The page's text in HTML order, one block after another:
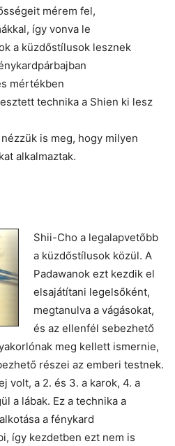
mérem fel,
így vonva le
a küzdőstílusok lesznek
mértékben
technika a Shien ki lesz
is meg, hogy milyen
alkalmaztak.
Shii-Cho a legalapvetőbb
a küzdőstílusok közül. A
Padawanok ezt kezdik el
elsajátítani legelsőként,
megtanulva a vágásokat,
és az ellenfél sebezhető
meg kellett ismernie,
részei az emberi testnek.
volt, a 2. és 3. a karok, 4. a
a lábak. Ez a technika a
a fénykard
így kezdetben ezt nem is